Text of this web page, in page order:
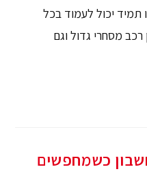
תמיד יכול לעמוד בכל
רכב מסחרי גדול וגם
כשמחפשים